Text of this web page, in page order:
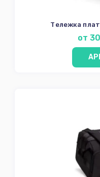
Тележка
от